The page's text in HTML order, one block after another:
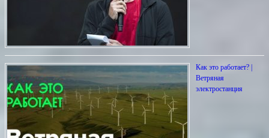
Как это работает? |
Ветряная
электростанция